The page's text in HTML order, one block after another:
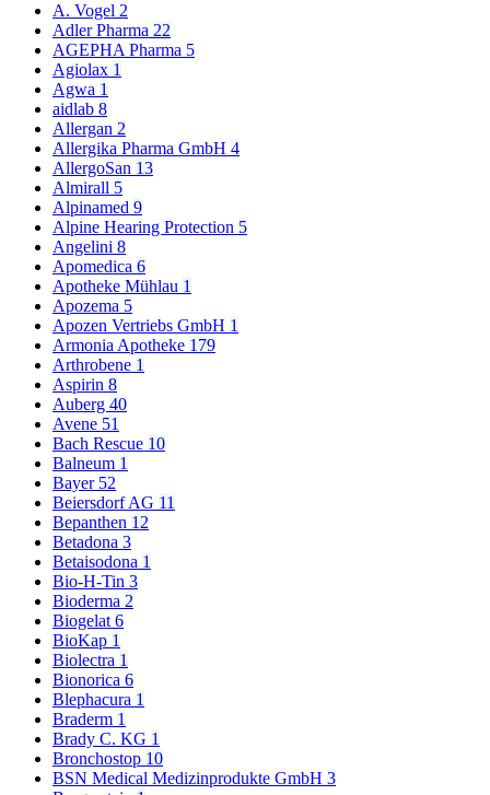
A. Vogel 2
Adler Pharma 22
AGEPHA Pharma 5
Agiolax 1
Agwa 1
aidlab 8
Allergan 2
Allergika Pharma GmbH 4
AllergoSan 13
Almirall 5
Alpinamed 9
Alpine Hearing Protection 5
Angelini 8
Apomedica 6
Apotheke Mühlau 1
Apozema 5
Apozen Vertriebs GmbH 1
Armonia Apotheke 179
Arthrobene 1
Aspirin 8
Auberg 40
Avene 51
Bach Rescue 10
Balneum 1
Bayer 52
Beiersdorf AG 11
Bepanthen 12
Betadona 3
Betaisodona 1
Bio-H-Tin 3
Bioderma 2
Biogelat 6
BioKap 1
Biolectra 1
Bionorica 6
Blephacura 1
Braderm 1
Brady C. KG 1
Bronchostop 10
BSN Medical Medizinprodukte GmbH 3